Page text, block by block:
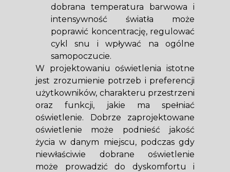
dobrana temperatura barwowa i
intensywność światła może
poprawić koncentrację, regulować
cykl snu i wpływać na ogólne
samopoczucie.
W projektowaniu oświetlenia istotne
jest zrozumienie potrzeb i preferencji
użytkowników, charakteru przestrzeni
oraz funkcji, jakie ma spełniać
oświetlenie. Dobrze zaprojektowane
oświetlenie może podnieść jakość
życia w danym miejscu, podczas gdy
niewłaściwie dobrane oświetlenie
może prowadzić do dyskomfortu i